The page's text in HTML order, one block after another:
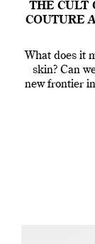
THE CULT
COUTURE
What does it
skin? Can
new frontier